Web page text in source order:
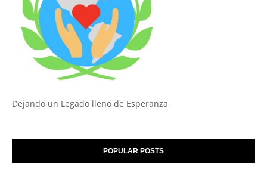
Dejando un Legado lleno de Esperanza
POPULAR POSTS